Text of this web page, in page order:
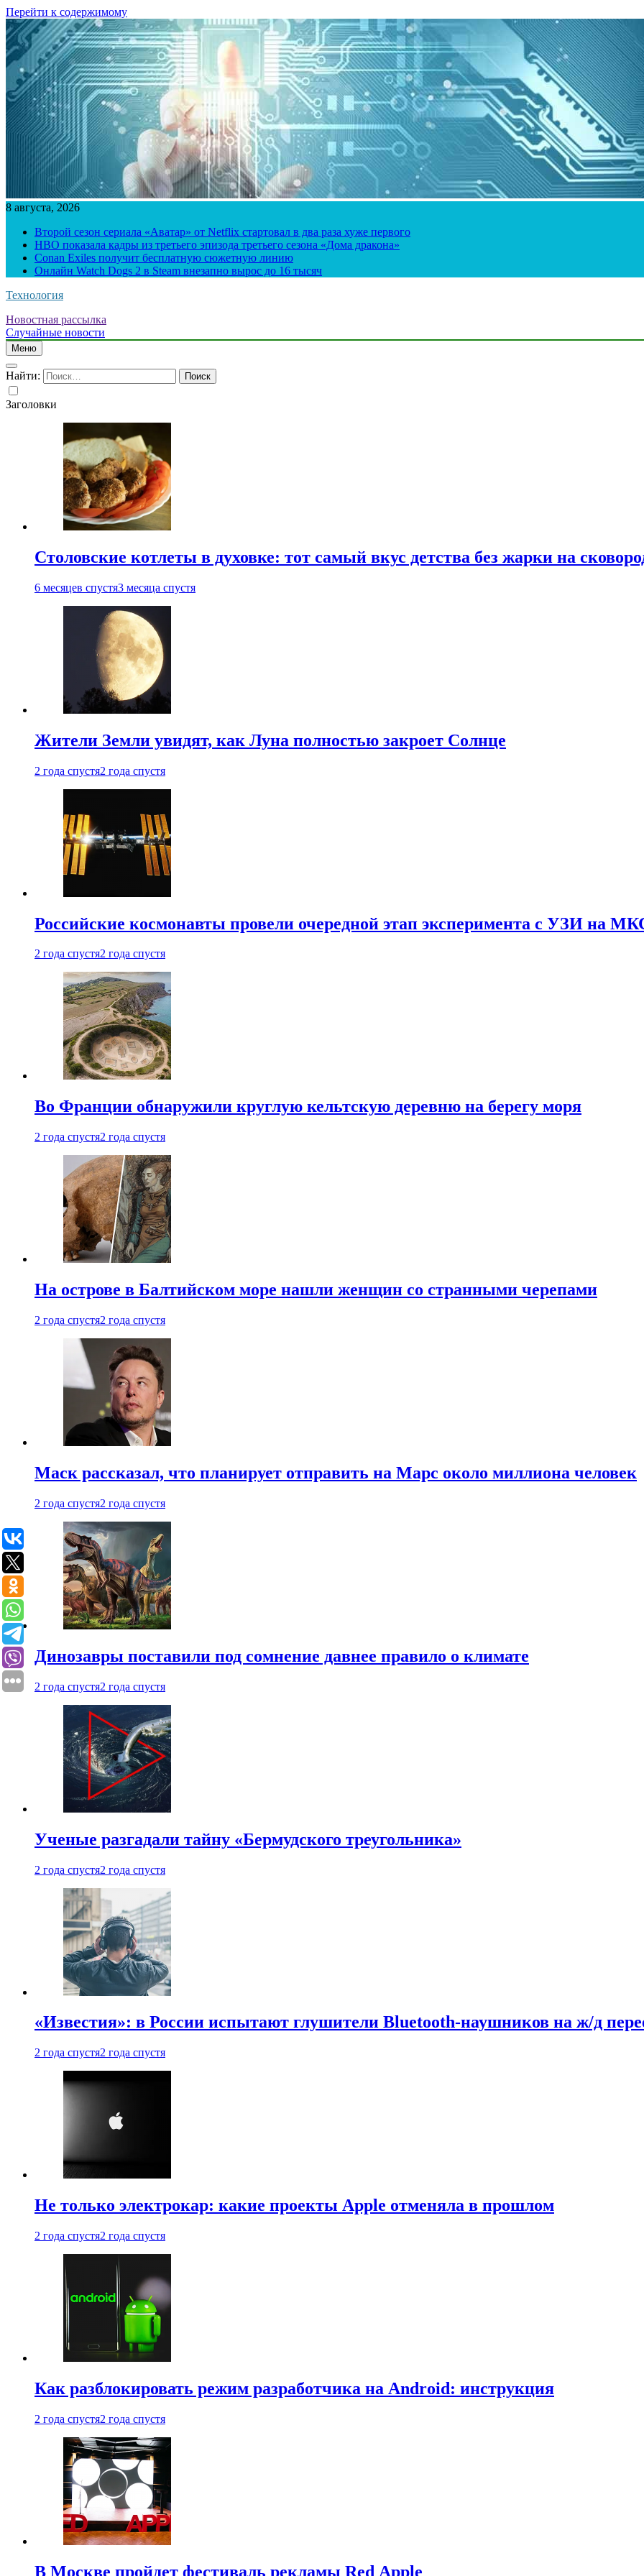
Перейти к содержимому
8 августа, 2026
Второй сезон сериала «Аватар» от Netflix стартовал в два раза хуже первого
HBO показала кадры из третьего эпизода третьего сезона «Дома дракона»
Conan Exiles получит бесплатную сюжетную линию
Онлайн Watch Dogs 2 в Steam внезапно вырос до 16 тысяч
Технология
Новостная рассылка
Случайные новости
Меню
Найти:
Заголовки
Столовские котлеты в духовке: тот самый вкус детства без жарки на
6 месяцев спустя3 месяца спустя
Жители Земли увидят, как Луна полностью закроет Солнце
2 года спустя2 года спустя
Российские космонавты провели очередной этап эксперимента с УЗИ на
2 года спустя2 года спустя
Во Франции обнаружили круглую кельтскую деревню на берегу моря
2 года спустя2 года спустя
На острове в Балтийском море нашли женщин со странными черепами
2 года спустя2 года спустя
Маск рассказал, что планирует отправить на Марс около миллиона человек
2 года спустя2 года спустя
Динозавры поставили под сомнение давнее правило о климате
2 года спустя2 года спустя
Ученые разгадали тайну «Бермудского треугольника»
2 года спустя2 года спустя
«Известия»: в России испытают глушители Bluetooth-наушников на ж/д
2 года спустя2 года спустя
Не только электрокар: какие проекты Apple отменяла в прошлом
2 года спустя2 года спустя
Как разблокировать режим разработчика на Android: инструкция
2 года спустя2 года спустя
В Москве пройдет фестиваль рекламы Red Apple